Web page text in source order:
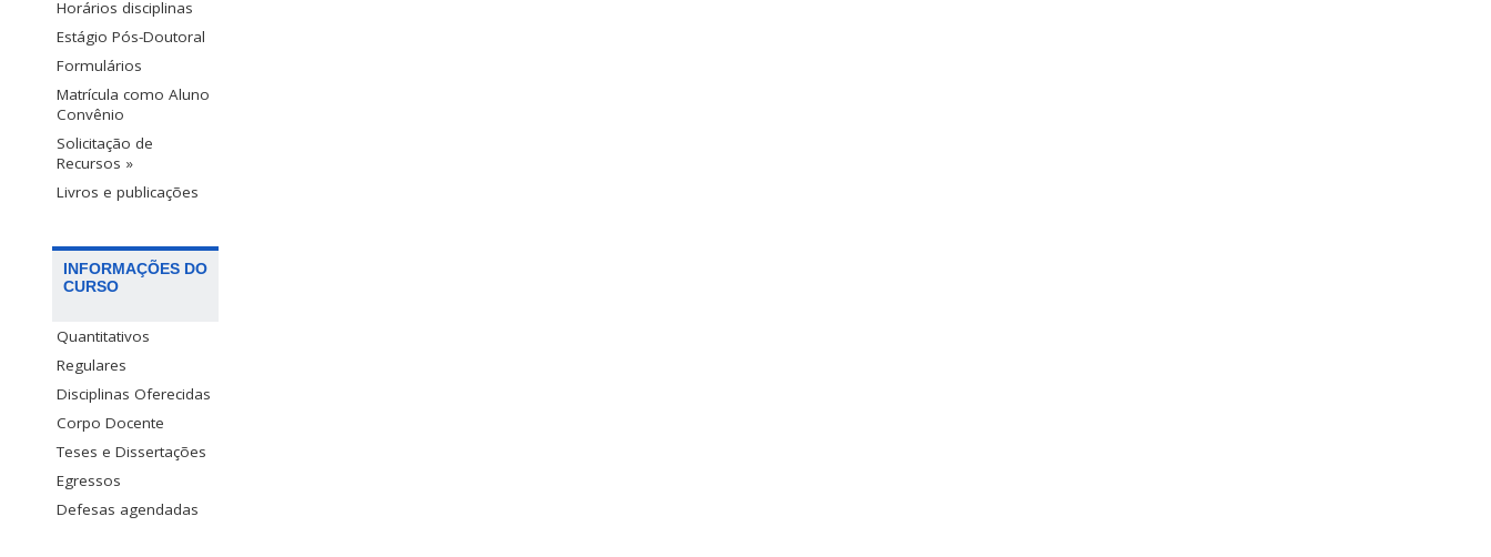
Horários disciplinas
Estágio Pós-Doutoral
Formulários
Matrícula como Aluno
Convênio
Solicitação de
Recursos »
Livros e publicações
INFORMAÇÕES DO
CURSO
Quantitativos
Regulares
Disciplinas Oferecidas
Corpo Docente
Teses e Dissertações
Egressos
Defesas agendadas